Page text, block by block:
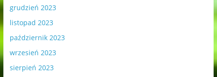
grudzień 2023
listopad 2023
październik 2023
wrzesień 2023
sierpień 2023